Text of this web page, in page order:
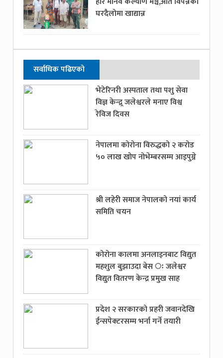
घरदैलोमा खाद्यान्न
सर्वाधिक पढिएको
भेटेरिनरी अस्पताल तथा पशु सेवा
विज्ञ केन्द्र्र जलेश्वरले मनाए विश्व
रेविज दिवस
नेपालमा कोरोना विरुद्धको २ करोड
५० लाख खोप नोभेम्बरसम्म आइपुग्ने
श्री लहेरी समाज नेपालको नयां कार्य
समिति चयन
कोरोना कालमा अनलाइनबाट विद्युत
महशुल बुझाउदा बेस ः जलेश्वर
विद्युत वितरण केन्द्र प्रमुख साह
प्रदेश २ सरकारको प्रहरी जवानदेखि
ईन्सपेक्टरसम्म भर्ना गर्ने तयारी